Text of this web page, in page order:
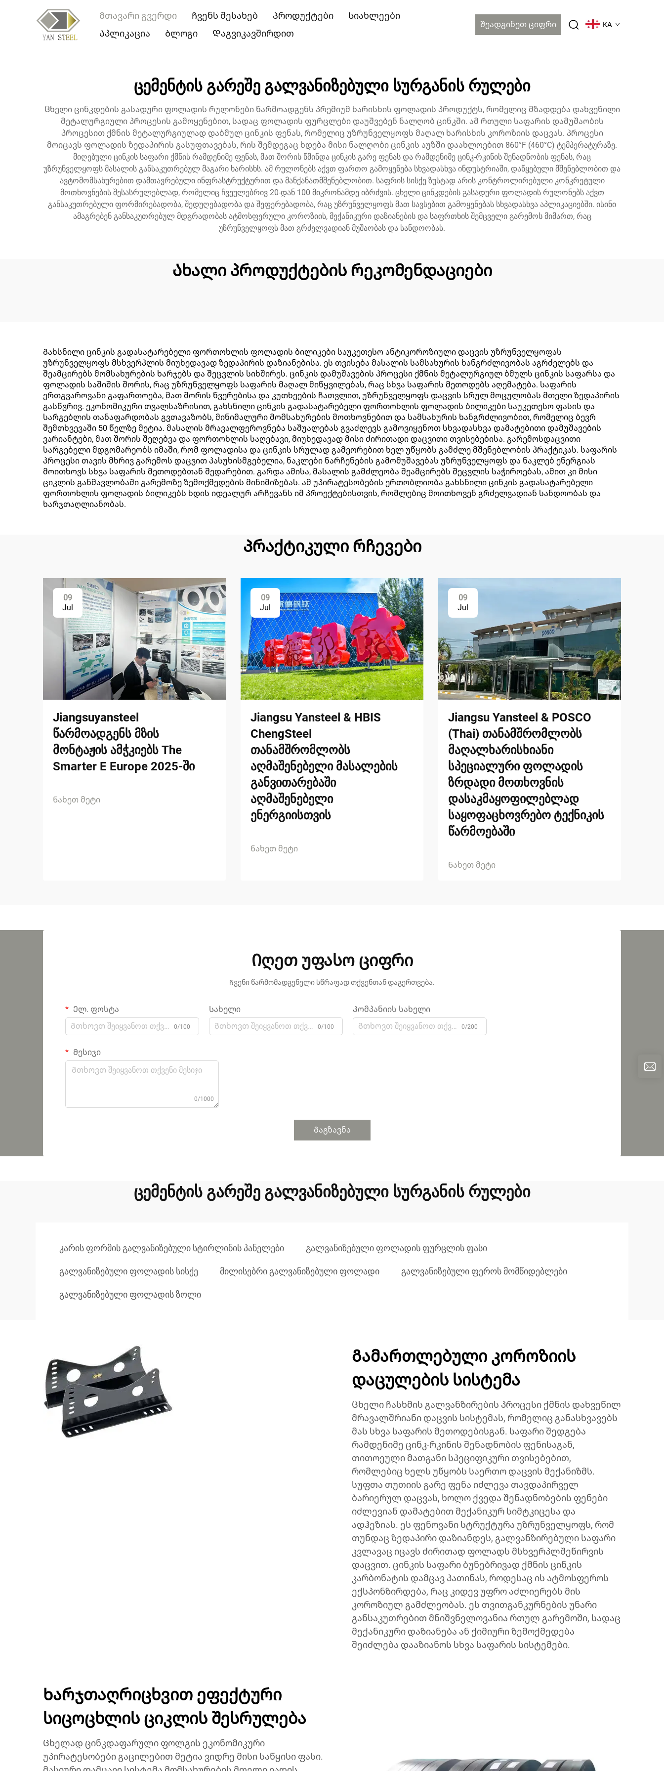
Მთავარი გვერდი Ჩვენს შესახებ Პროდუქტები
Სიახლეები
Აპლიკაცია
Ბლოგი Დაგვიკავშირდით
Შეადგინეთ Ციფრი KA
ცემენტის გარეშე გალვანიზებული სურგანის რულები
Ცხელი ცინკდების გასადური ფოლადის რულონები წარმოადგენს პრემიუმ ხარისხის ფოლადის პროდუქტს, რომელიც მზადდება დახვეწილი
მეტალურგიული პროცესის გამოყენებით, სადაც ფოლადის ფურცლები დაუშვებენ ნალღობ ცინკში. ამ რთული საფარის დამუშაობის
პროცესით ქმნის მეტალურგიულად დაბმულ ცინკის ფენას, რომელიც უზრუნველყოფს მაღალ ხარისხის კოროზიის დაცვას. პროცესი
მოიცავს ფოლადის ზედაპირის გასუფთავებას, რის შემდეგაც ხდება მისი ნალღობი ცინკის აუზში დაახლოებით 860°F (460°C) ტემპერატურაზე.
მიღებული ცინკის საფარი ქმნის რამდენიმე ფენას, მათ შორის წმინდა ცინკის გარე ფენას და რამდენიმე ცინკ-რკინის შენადნობის ფენას, რაც
უზრუნველყოფს მასალის განსაკუთრებულ მაგარი ხარისხს. ამ რულონებს აქვთ ფართო გამოყენება სხვადასხვა ინდუსტრიაში, დაწყებული მშენებლობით და
ავტომომსახურებით დამთავრებული ინფრასტრუქტურით და მანქანათმშენებლობით. საფრის სისქე ზუსტად არის კონტროლირებული კონკრეტული
მოთხოვნების შესასრულებლად, რომელიც ჩვეულებრივ 20-დან 100 მიკრონამდე იბრძვის. ცხელი ცინკდების გასადური ფოლადის რულონებს აქვთ
განსაკუთრებული ფორმირებადობა, შედუღებადობა და შეფერებადობა, რაც უზრუნველყოფს მათ სავსებით გამოყენებას სხვადასხვა აპლიკაციებში. ისინი
ამაგრებენ განსაკუთრებულ მდგრადობას ატმოსფერული კოროზიის, მექანიკური დაზიანების და საფრთხის შემცველი გარემოს მიმართ, რაც
უზრუნველყოფს მათ გრძელვადიან მუშაობას და სანდოობას.
Ახალი პროდუქტების რეკომენდაციები
Გახსნილი ცინკის გადასატარებელი ფორთოხლის ფოლადის ბილიკები საუკეთესო ანტიკოროზიული დაცვის უზრუნველყოფას
უზრუნველყოფს მსხვერპლის მიუხედავად ზედაპირის დაზიანებისა. ეს თვისება მასალის სამსახურის ხანგრძლივობას აგრძელებს და
შეამცირებს მომსახურების ხარჯებს და შეცვლის სიხშირეს. ცინკის დამუშავების პროცესი ქმნის მეტალურგიულ ბმულს ცინკის საფარსა და
ფოლადის საშიშის შორის, რაც უზრუნველყოფს საფარის მაღალ მიწყვილებას, რაც სხვა საფარის მეთოდებს აღემატება. საფარის
ერთგვაროვანი გაფართოება, მათ შორის წვერებისა და კუთხეების ჩათვლით, უზრუნველყოფს დაცვის სრულ მოცულობას მთელი ზედაპირის
გასწვრივ. ეკონომიკური თვალსაზრისით, გახსნილი ცინკის გადასატარებელი ფორთოხლის ფოლადის ბილიკები საუკეთესო ფასის და
სარგებლის თანაფარდობას გვთავაზობს, მინიმალური მომსახურების მოთხოვნებით და სამსახურის ხანგრძლივობით, რომელიც ბევრ
შემთხვევაში 50 წელზე მეტია. მასალის მრავალფეროვნება საშუალებას გვაძლევს გამოვიყენოთ სხვადასხვა დამატებითი დამუშავების
ვარიანტები, მათ შორის შეღებვა და ფორთოხლის საღებავი, მიუხედავად მისი ძირითადი დაცვითი თვისებებისა. გარემოსდაცვითი
სარგებელი მდგომარეობს იმაში, რომ ფოლადისა და ცინკის სრულად გამეორებით ხელ უწყობს გამძლე მშენებლობის პრაქტიკას. საფარის
პროცესი თავის მხრივ გარემოს დაცვით პასუხისმგებელია, ნაკლები ნარჩენების გამომუშავებას უზრუნველყოფს და ნაკლებ ენერგიას
მოითხოვს სხვა საფარის მეთოდებთან შედარებით. გარდა ამისა, მასალის გამძლეობა შეამცირებს შეცვლის საჭიროებას, ამით კი მისი
ციკლის განმავლობაში გარემოზე ზემოქმედების მინიმიზებას. ამ უპირატესობების ერთობლიობა გახსნილი ცინკის გადასატარებელი
ფორთოხლის ფოლადის ბილიკებს ხდის იდეალურ არჩევანს იმ პროექტებისთვის, რომლებიც მოითხოვენ გრძელვადიან სანდოობას და
ხარჯთაღლიანობას.
Პრაქტიკული რჩევები
09
Jul
Jiangsuyansteel
წარმოადგენს მზის
მონტაჟის ამჭკიებს The
Smarter E Europe 2025-ში
Ნახეთ მეტი
09
Jul
Jiangsu Yansteel & HBIS
ChengSteel
თანამშრომლობს
აღმაშენებელი მასალების
განვითარებაში
აღმაშენებელი
ენერგიისთვის
Ნახეთ მეტი
09
Jul
Jiangsu Yansteel & POSCO
(Thai) თანამშრომლობს
მაღალხარისხიანი
სპეციალური ფოლადის
ზრდადი მოთხოვნის
დასაკმაყოფილებლად
საყოფაცხოვრებო ტექნიკის
წარმოებაში
Ნახეთ მეტი
Იღეთ უფასო ციფრი
Ჩვენი წარმომადგენელი სწრაფად თქვენთან დაგერთვება.
Ელ. ფოსტა
0/100
Სახელი
0/100
Კომპანიის სახელი
0/200
Მესიჯი
0/1000
Გაგზავნა
ცემენტის გარეშე გალვანიზებული სურგანის რულები
კარის ფორმის გალვანიზებული სტირლინის პანელები გალვანიზებული ფოლადის ფურცლის ფასი
გალვანიზებული ფოლადის სისქე მილისებრი გალვანიზებული ფოლადი გალვანიზებული ფეროს მომწიდებლები
გალვანიზებული ფოლადის ზოლი
Გამართლებული კოროზიის
დაცულების სისტემა
Ცხელი ჩასხმის გალვანზირების პროცესი ქმნის დახვეწილ
მრავალშრიანი დაცვის სისტემას, რომელიც განასხვავებს
მას სხვა საფარის მეთოდებისგან. საფარი შედგება
რამდენიმე ცინკ-რკინის შენადნობის ფენისაგან,
თითოეული მათგანი სპეციფიკური თვისებებით,
რომლებიც ხელს უწყობს საერთო დაცვის მექანიზმს.
სუფთა თუთიის გარე ფენა იძლევა თავდაპირველ
ბარიერულ დაცვას, ხოლო ქვედა შენადნობების ფენები
იძლევიან დამატებით მექანიკურ სიმტკიცესა და
ადჰეზიას. ეს ფენოვანი სტრუქტურა უზრუნველყოფს, რომ
თუნდაც ზედაპირი დაზიანდეს, გალვანზირებული საფარი
კვლავაც იცავს ძირითად ფოლადს მსხვერპლშეწირვის
დაცვით. ცინკის საფარი ბუნებრივად ქმნის ცინკის
კარბონატის დამცავ პათინას, როდესაც ის ატმოსფეროს
ექსპონზირდება, რაც კიდევ უფრო აძლიერებს მის
კოროზიულ გამძლეობას. ეს თვითგანკურნების უნარი
განსაკუთრებით მნიშვნელოვანია რთულ გარემოში, სადაც
მექანიკური დაზიანება ან ქიმიური ზემოქმედება
შეიძლება დააზიანოს სხვა საფარის სისტემები.
Ხარჯთაღრიცხვით ეფექტური
სიცოცხლის ციკლის შესრულება
Ცხელად ცინკდაფარული ფოლგის ეკონომიკური
უპირატესობები გაცილებით მეტია ვიდრე მისი საწყისი ფასი.